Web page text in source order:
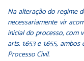
Na alteração do regime
necessariamente vir
inicial do processo, com
arts. 1.653 e 1.655,
Processo Civil.